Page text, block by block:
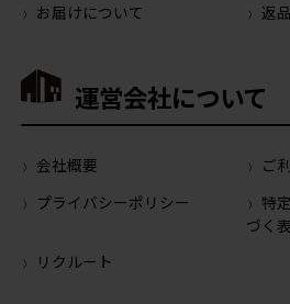
お届けについて
返
運営会社について
会社概要
ご
プライバシーポリシー
特
づく
リクルート